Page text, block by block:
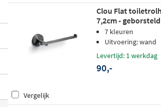
Clou Flat
7,2cm -
7 kleuren
Uitvoering: wand
Levertijd: 1 werkdag
90,-
Vergelijk